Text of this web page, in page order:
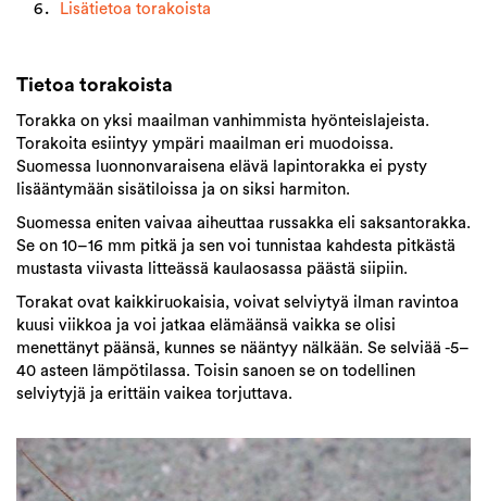
Lisätietoa torakoista
Tietoa torakoista
Torakka on yksi maailman vanhimmista hyönteislajeista.
Torakoita esiintyy ympäri maailman eri muodoissa.
Suomessa luonnonvaraisena elävä lapintorakka ei pysty
lisääntymään sisätiloissa ja on siksi harmiton.
Suomessa eniten vaivaa aiheuttaa russakka eli saksantorakka.
Se on 10–16 mm pitkä ja sen voi tunnistaa kahdesta pitkästä
mustasta viivasta litteässä kaulaosassa päästä siipiin.
Torakat ovat kaikkiruokaisia, voivat selviytyä ilman ravintoa
kuusi viikkoa ja voi jatkaa elämäänsä vaikka se olisi
menettänyt päänsä, kunnes se nääntyy nälkään. Se selviää -5–
40 asteen lämpötilassa. Toisin sanoen se on todellinen
selviytyjä ja erittäin vaikea torjuttava.